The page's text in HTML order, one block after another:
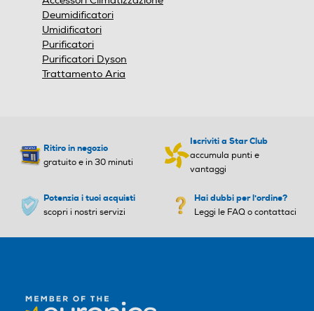
Deumidificatori
Umidificatori
Purificatori
Purificatori Dyson
Trattamento Aria
Ritiro in negozio
gratuito e in 30 minuti
Iscriviti a Star Club
accumula punti e
vantaggi
Potenzia i tuoi acquisti
scopri i nostri servizi
Hai dubbi per l'ordine?
Leggi le FAQ o contattaci